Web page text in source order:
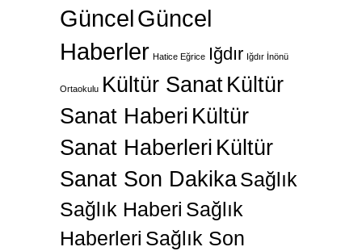
GüncelGüncel
Haberler Hatice Eğrice Iğdır Iğdır İnönü
Ortaokulu Kültür SanatKültür
Sanat Haberi Kültür
Sanat Haberleri Kültür
Sanat Son DakikaSağlık
Sağlık Haberi Sağlık
Haberleri Sağlık Son